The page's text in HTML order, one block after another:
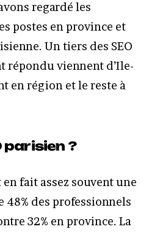
regardé les
postes en province et
Un tiers des SEO
répondu viennent d’Ile-
en région et le reste à
parisien ?
en fait assez souvent une
48% des professionnels
32% en province. La